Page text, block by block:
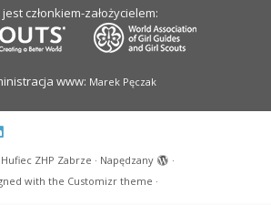
jest członkiem-założycielem:
www: Marek Pęczak
Hufiec ZHP Zabrze · Napędzany
·
with the Customizr theme ·